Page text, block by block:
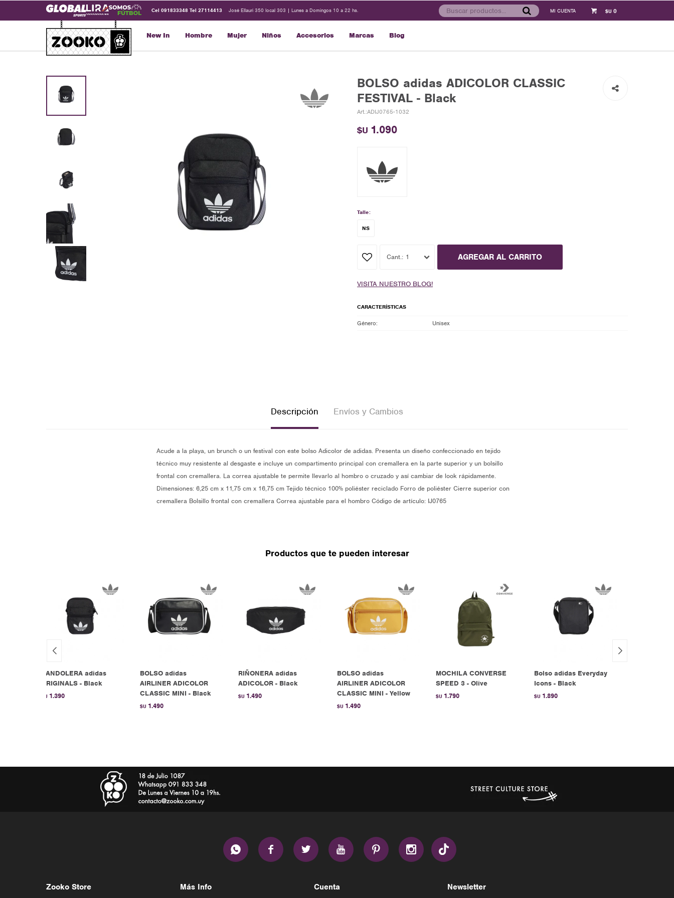
New In Hombre Mujer Niños Accesorios Marcas Blog
$U 0
Cel 091833348 Tel 27114413 José Ellauri 350 local 303 | Lunes a Domingos 10 a 22 hs.
BOLSO adidas ADICOLOR CLASSIC
FESTIVAL - Black
ADIJ0765-1032
$U 1.090
Talle:
NS
1 AGREGAR AL CARRITO
VISITA NUESTRO BLOG!
CARACTERÍSTICAS
Género Unisex
Descripción Envíos y Cambios
Acude a la playa, un brunch o un festival con este bolso Adicolor de adidas. Presenta un diseño confeccionado en tejido
técnico muy resistente al desgaste e incluye un compartimento principal con cremallera en la parte superior y un bolsillo
frontal con cremallera. La correa ajustable te permite llevarlo al hombro o cruzado y así cambiar de look rápidamente.
Dimensiones: 6,25 cm x 11,75 cm x 16,75 cm Tejido técnico 100% poliéster reciclado Forro de poliéster Cierre superior con
cremallera Bolsillo frontal con cremallera Correa ajustable para el hombro Código de artículo: IJ0765
Productos que te pueden interesar
BANDOLERA adidas
ORIGINALS - Black
$U 1.390
BOLSO adidas
AIRLINER ADICOLOR
CLASSIC MINI - Black
$U 1.490
RIÑONERA adidas
ADICOLOR - Black
$U 1.490
BOLSO adidas
AIRLINER ADICOLOR
CLASSIC MINI - Yellow
$U 1.490
MOCHILA CONVERSE
SPEED 3 - Olive
$U 1.790
Bolso adidas Everyday
Icons - Black
$U 1.890
     
Zooko Store Más Info Cuenta Newsletter